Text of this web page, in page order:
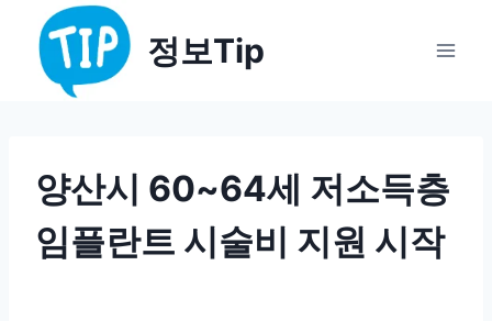
content
정보Tip
양산시 60~64세 저소득층
임플란트 시술비 지원 시작